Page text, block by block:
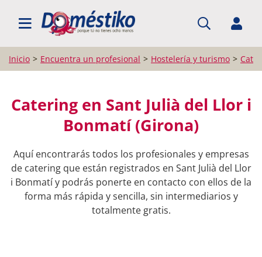
BUSCAR PROFESIONALES
Inicio Encuentra un profesional Hostelería y turismo
Catering en Sant Julià del Llor i
Bonmatí (Girona)
Aquí encontrarás todos los profesionales y empresas
de catering que están registrados en Sant Julià del Llor
i Bonmatí y podrás ponerte en contacto con ellos de la
forma más rápida y sencilla, sin intermediarios y
totalmente gratis.